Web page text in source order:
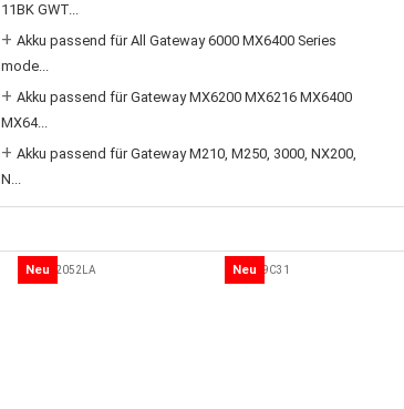
11BK GWT...
+Akku passend für All Gateway 6000 MX6400 Series
mode...
+Akku passend für Gateway MX6200 MX6216 MX6400
MX64...
+Akku passend für Gateway M210, M250, 3000, NX200,
N...
Neu Neu